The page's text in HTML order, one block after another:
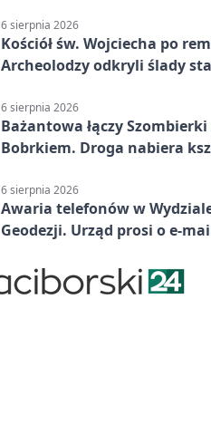
6 sierpnia 2026
Kościół św. Wojciecha po
Archeolodzy odkryli ślady
6 sierpnia 2026
Bażantowa łączy Szombierki
Bobrkiem. Droga nabiera
6 sierpnia 2026
Awaria telefonów w
Geodezji. Urząd prosi o e-